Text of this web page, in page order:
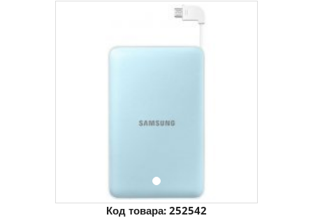
Код товара: 252542